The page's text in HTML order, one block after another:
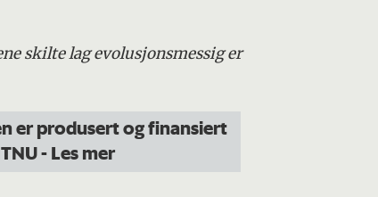
skilte lag evolusjonsmessig er
er produsert og finansiert
- Les mer